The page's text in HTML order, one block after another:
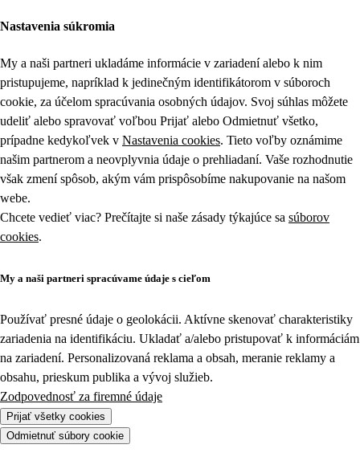
Nastavenia súkromia
My a naši partneri ukladáme informácie v zariadení alebo k nim
pristupujeme, napríklad k jedinečným identifikátorom v súboroch
cookie, za účelom spracúvania osobných údajov. Svoj súhlas môžete
udeliť alebo spravovať voľbou Prijať alebo Odmietnuť všetko,
prípadne kedykoľvek v Nastavenia cookies. Tieto voľby oznámime
našim partnerom a neovplyvnia údaje o prehliadaní. Vaše rozhodnutie
však zmení spôsob, akým vám prispôsobíme nakupovanie na našom
webe.
Chcete vedieť viac? Prečítajte si naše zásady týkajúce sa súborov
cookies.
My a naši partneri spracúvame údaje s cieľom
Používať presné údaje o geolokácii. Aktívne skenovať charakteristiky
zariadenia na identifikáciu. Ukladať a/alebo pristupovať k informáciám
na zariadení. Personalizovaná reklama a obsah, meranie reklamy a
obsahu, prieskum publika a vývoj služieb.
Zodpovednosť za firemné údaje
Prijať všetky cookies
Odmietnuť súbory cookie